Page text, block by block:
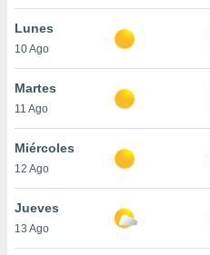
de
cookies
aceptar
Lunes
10 Ago
Martes
11 Ago
Miércoles
12 Ago
Jueves
13 Ago